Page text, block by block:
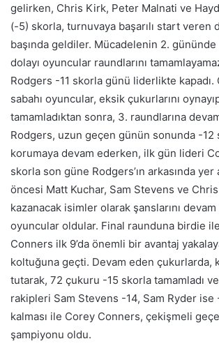
gelirken, Chris Kirk, Peter Malnati ve
(-5) skorla, turnuvaya başarılı start veren
başında geldiler. Mücadelenin 2. gününde
dolayı oyuncular raundlarını
Rodgers -11 skorla günü liderlikte kapadı.
sabahı oyuncular, eksik çukurlarını
tamamladıktan sonra, 3. raundlarına
Rodgers, uzun geçen günün sonunda -
korumaya devam ederken, ilk gün lideri
skorla son güne Rodgers’ın arkasında yer
öncesi Matt Kuchar, Sam Stevens ve
kazanacak isimler olarak şanslarını
oyuncular oldular. Final raunduna birdie
Conners ilk 9’da önemli bir avantaj
koltuğuna geçti. Devam eden çukurlarda,
tutarak, 72 çukuru -15 skorla tamamladı ve
rakipleri Sam Stevens -14, Sam Ryder ise
kalması ile Corey Conners, çekişmeli
şampiyonu oldu.